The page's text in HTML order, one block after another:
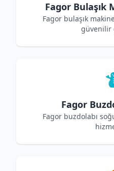
Fagor Bulaşık
Fagor bulaşık
güvenilir
Fagor
Fagor buzdolabı